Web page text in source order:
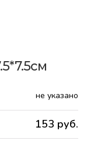
не указано
153 руб.